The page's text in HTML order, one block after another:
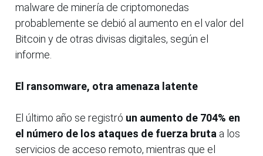
malware de minería de criptomonedas
probablemente se debió al aumento en el valor del
Bitcoin y de otras divisas digitales, según el
informe.
El ransomware, otra amenaza latente
El último año se registró un aumento de 704% en
el número de los ataques de fuerza bruta a los
servicios de acceso remoto, mientras que el